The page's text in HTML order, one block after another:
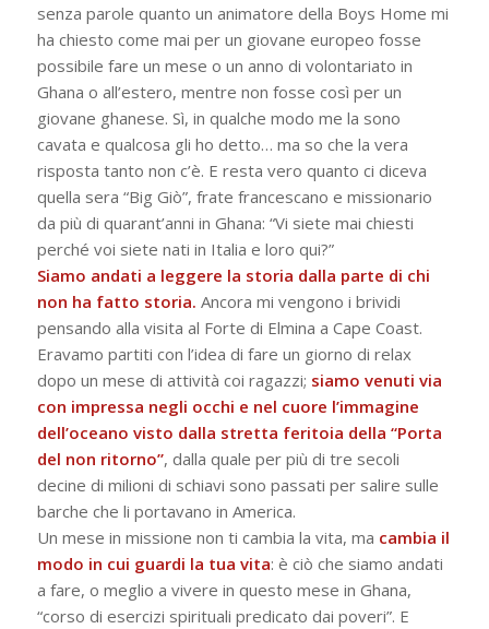
senza parole quanto un animatore della Boys Home mi
ha chiesto come mai per un giovane europeo fosse
possibile fare un mese o un anno di volontariato in
Ghana o all’estero, mentre non fosse così per un
giovane ghanese. Sì, in qualche modo me la sono
cavata e qualcosa gli ho detto… ma so che la vera
risposta tanto non c’è. E resta vero quanto ci diceva
quella sera “Big Giò”, frate francescano e missionario
da più di quarant’anni in Ghana: “Vi siete mai chiesti
perché voi siete nati in Italia e loro qui?”
Siamo andati a leggere la storia dalla parte di chi
non ha fatto storia. Ancora mi vengono i brividi
pensando alla visita al Forte di Elmina a Cape Coast.
Eravamo partiti con l’idea di fare un giorno di relax
dopo un mese di attività coi ragazzi; siamo venuti via
con impressa negli occhi e nel cuore l’immagine
dell’oceano visto dalla stretta feritoia della “Porta
del non ritorno”, dalla quale per più di tre secoli
decine di milioni di schiavi sono passati per salire sulle
barche che li portavano in America.
Un mese in missione non ti cambia la vita, ma cambia il
modo in cui guardi la tua vita: è ciò che siamo andati
a fare, o meglio a vivere in questo mese in Ghana,
“corso di esercizi spirituali predicato dai poveri”. E